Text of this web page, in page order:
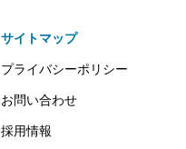
サイトマップ
プライバシーポリシー
お問い合わせ
採用情報